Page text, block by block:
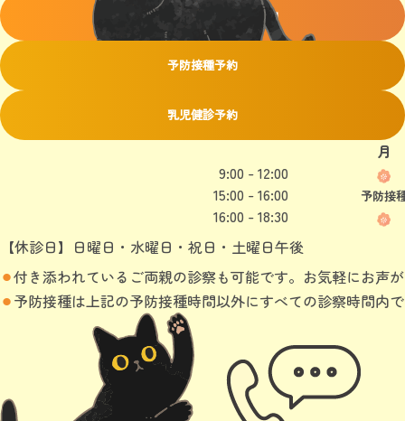
一般小児科 オンライン 順番予約
予防接種予約
乳児健診予約
月
9:00 - 12:00
15:00 - 16:00
予防接
16:00 - 18:30
【休診日】日曜日・水曜日・祝日・土曜日午後
付き添われているご両親の診察も可能です。お気軽にお声
予防接種は上記の予防接種時間以外にすべての診察時間内